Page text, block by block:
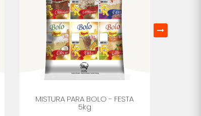
MISTURA PARA BOLO - FESTA
5kg